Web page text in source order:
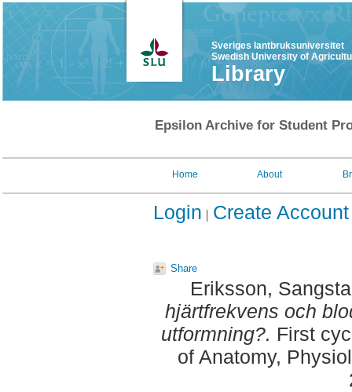
Sveriges lantbruksuniversitet
Swedish University of
Library
Epsilon Archive for Student
Home About
Login Create Account
Share
Eriksson,
hjärtfrekvens och
utformning?. First
of Anatomy,